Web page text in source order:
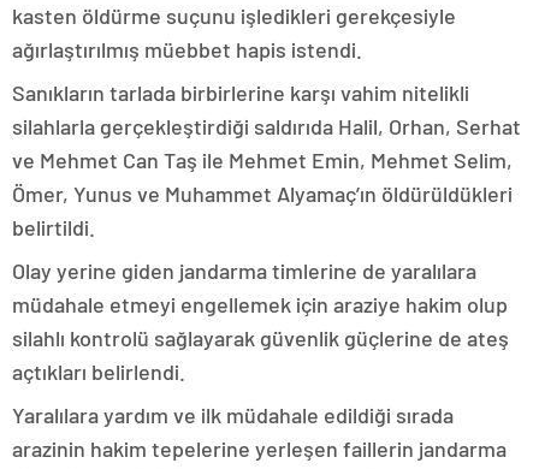
kasten öldürme suçunu işledikleri gerekçesiyle
ağırlaştırılmış müebbet hapis istendi.
Sanıkların tarlada birbirlerine karşı vahim nitelikli
silahlarla gerçekleştirdiği saldırıda Halil, Orhan, Serhat
ve Mehmet Can Taş ile Mehmet Emin, Mehmet Selim,
Ömer, Yunus ve Muhammet Alyamaç’ın öldürüldükleri
belirtildi.
Olay yerine giden jandarma timlerine de yaralılara
müdahale etmeyi engellemek için araziye hakim olup
silahlı kontrolü sağlayarak güvenlik güçlerine de ateş
açtıkları belirlendi.
Yaralılara yardım ve ilk müdahale edildiği sırada
arazinin hakim tepelerine yerleşen faillerin jandarma